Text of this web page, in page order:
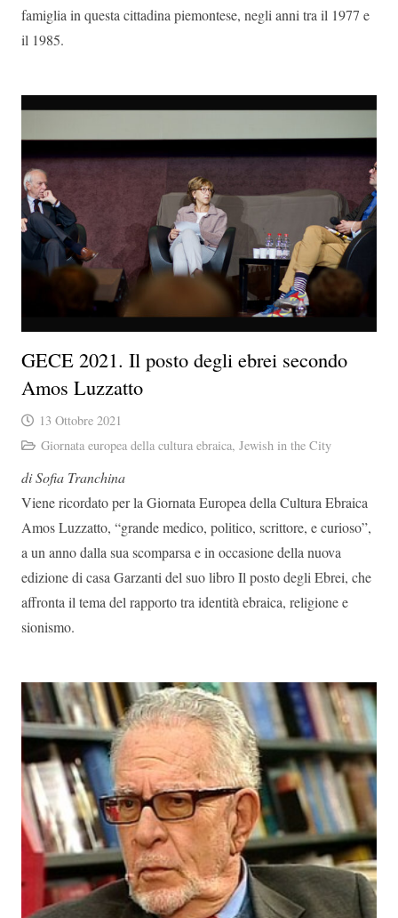
famiglia in questa cittadina piemontese, negli anni tra il 1977 e
il 1985.
GECE 2021. Il posto degli ebrei secondo
Amos Luzzatto
13 Ottobre 2021
Giornata europea della cultura ebraica, Jewish in the City
di Sofia Tranchina
Viene ricordato per la Giornata Europea della Cultura Ebraica
Amos Luzzatto, “grande medico, politico, scrittore, e curioso”,
a un anno dalla sua scomparsa e in occasione della nuova
edizione di casa Garzanti del suo libro Il posto degli Ebrei, che
affronta il tema del rapporto tra identità ebraica, religione e
sionismo.